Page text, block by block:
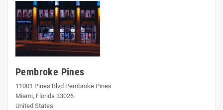
Pembroke Pines
11001 Pines Blvd Pembroke Pines
Miami, Florida 33026
United States